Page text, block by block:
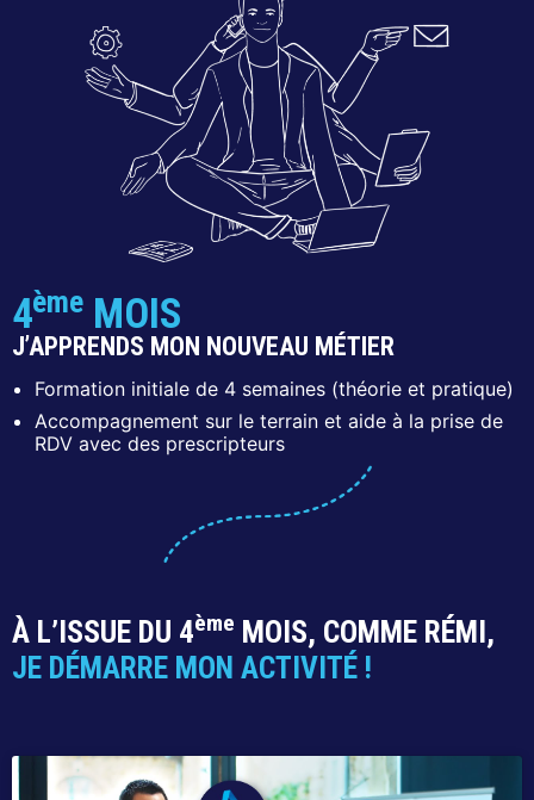
4ème MOIS
J’APPRENDS MON NOUVEAU MÉTIER
Formation initiale de 4 semaines (théorie et pratique)
Accompagnement sur le terrain et aide à la prise de
RDV avec des prescripteurs
À L’ISSUE DU 4ème MOIS, COMME RÉMI,
JE DÉMARRE MON ACTIVITÉ !